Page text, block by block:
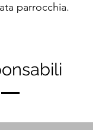
parrocchia.